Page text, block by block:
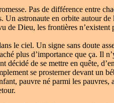
Pas de différence entre
astronaute en orbite autour
de Dieu, les frontières n’existent
le ciel. Un signe sans doute
plus d’importance que ça. Il
décidé de se mettre en quête,
se prosterner devant un
pauvre né parmi les